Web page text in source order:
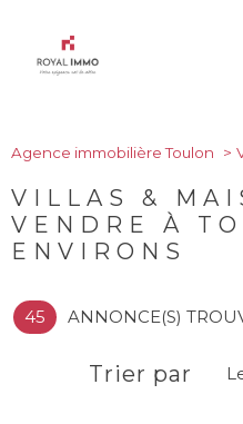
Agence immobilière Toulon
VILLAS &
VENDRE À
ENVIRONS
45 ANNONCE(S)
Trier par